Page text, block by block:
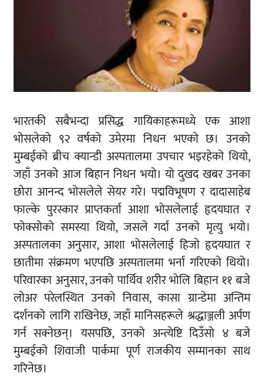
भारतकी सबैभन्दा प्रसिद्ध गायिकाहरूमध्ये एक आशा
भोसलेको ९२ वर्षको उमेरमा निधन भएको छ। उनको
मुम्बईको ब्रीच क्यान्डी अस्पतालमा उपचार भइरहेको थियो,
जहाँ उनको आज बिहान निधन भयो। यो दुखद खबर उनका
छोरा आनन्द भोसलेले सेयर गरे। पद्मविभूषण र दादासाहेब
फाल्के पुरस्कार प्राप्तकर्ता आशा भोसलेलाई हृदयघात र
फोक्सोको समस्या थियो, जसले गर्दा उनको मृत्यु भयो।
अस्पतालका अनुसार, आशा भोसलेलाई हिजो हृदयघात र
छातीमा संक्रमण भएपछि अस्पतालमा भर्ना गरिएको थियो।
परिवारका अनुसार, उनको पार्थिव शरीर भोलि बिहान ११ बजे
लोअर परेलस्थित उनको निवास, कासा ग्रान्डेमा अन्तिम
दर्शनको लागि राखिनेछ, जहाँ मानिसहरूले श्रद्धाञ्जली अर्पण
गर्न सक्नेछन्। यसपछि, उनको अन्त्येष्टि दिउँसो ४ बजे
मुम्बईको शिवाजी पार्कमा पूर्ण राजकीय सम्मानका साथ
गरिनेछ।